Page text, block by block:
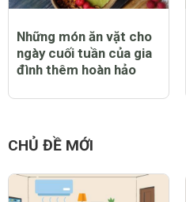
Những món ăn vặt cho
ngày cuối tuần của gia
đình thêm hoàn hảo
CHỦ ĐỀ MỚI